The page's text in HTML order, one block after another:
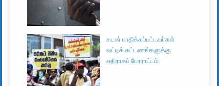
கடன் பாதிக்கப்பட்டவர்கள்
வட்டிக் கட்டணங்களுக்கு
எதிராகப் போராட்டம்